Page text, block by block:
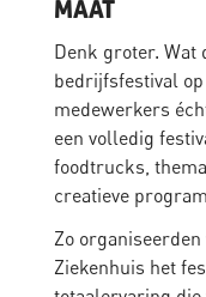
MAAT
Denk groter. Wat
bedrijfsfestival
medewerkers
een volledig
foodtrucks,
creatieve
Zo
Ziekenhuis het